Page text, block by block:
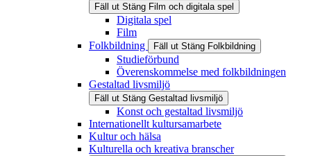
Fäll ut Stäng Film och digitala spel
Digitala spel
Film
Folkbildning
Fäll ut Stäng Folkbildning
Studieförbund
Överenskommelse med folkbildningen
Gestaltad livsmiljö
Fäll ut Stäng Gestaltad livsmiljö
Konst och gestaltad livsmiljö
Internationellt kultursamarbete
Kultur och hälsa
Kulturella och kreativa branscher